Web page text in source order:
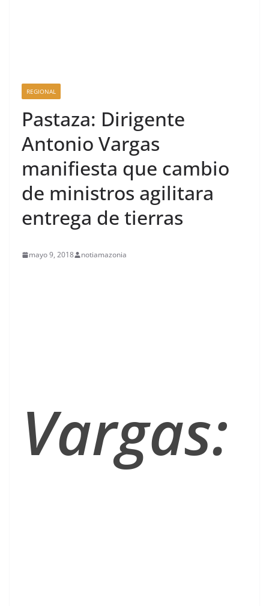
REGIONAL
Pastaza: Dirigente
Antonio Vargas
manifiesta que cambio
de ministros agilitara
entrega de tierras
mayo 9, 2018 notiamazonia
Vargas: